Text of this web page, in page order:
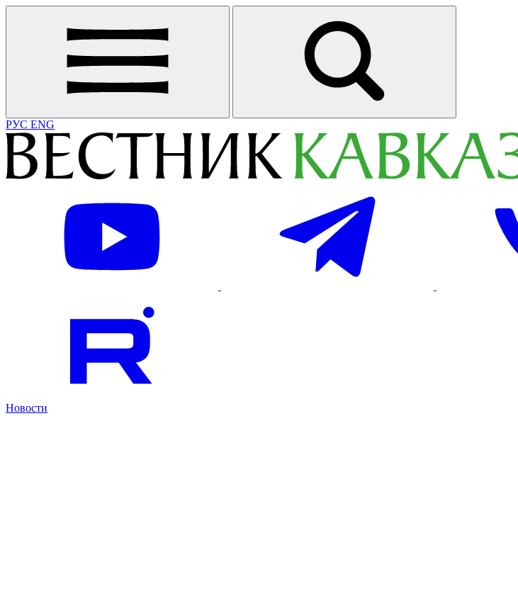
РУС ENG
Новости